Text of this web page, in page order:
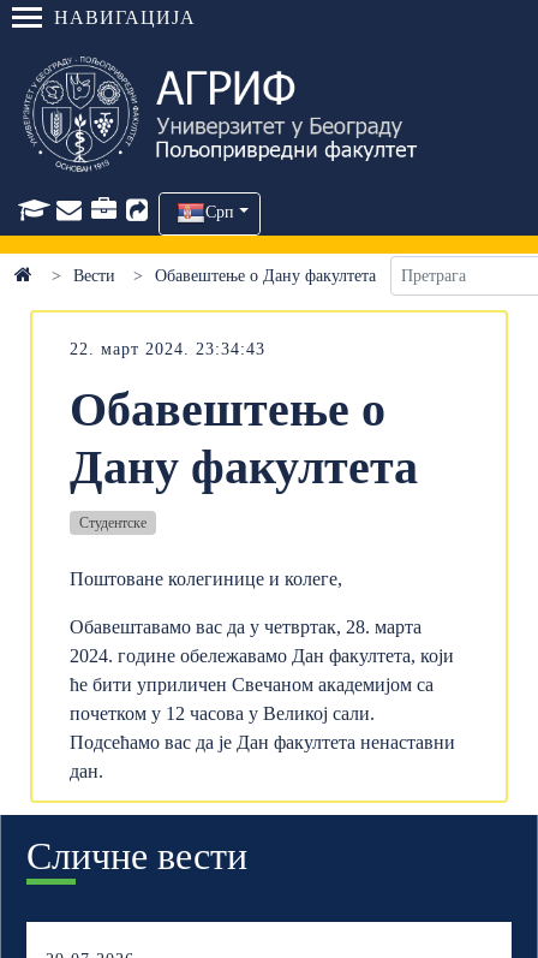
НАВИГАЦИЈА
Срп
Вести Обавештење о Дану факултета
22. март 2024. 23:34:43
Обавештење о
Дану факултета
Студентске
Поштоване колегинице и колеге,
Обавештавамо вас да у четвртак, 28. марта
2024. године обележавамо Дан факултета, који
ће бити уприличен Свечаном академијом са
почетком у 12 часова у Великој сали.
Подсећамо вас да је Дан факултета ненаставни
дан.
Сличне вести